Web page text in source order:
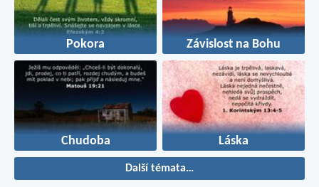
Pokora Závislost na Bohu
Chudoba Láska
Další témata…